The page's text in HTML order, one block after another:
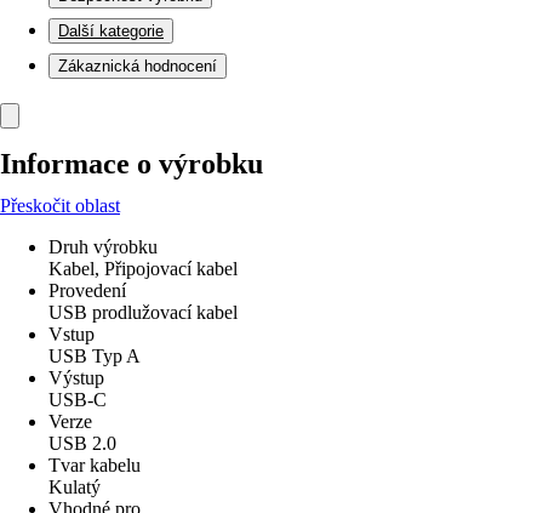
Další kategorie
Zákaznická hodnocení
Informace o výrobku
Přeskočit oblast
Druh výrobku
Kabel, Připojovací kabel
Provedení
USB prodlužovací kabel
Vstup
USB Typ A
Výstup
USB-C
Verze
USB 2.0
Tvar kabelu
Kulatý
Vhodné pro